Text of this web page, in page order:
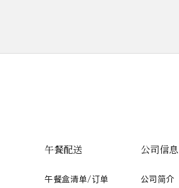
午餐配送
午餐盒清单/订单
公司信息
公司简介